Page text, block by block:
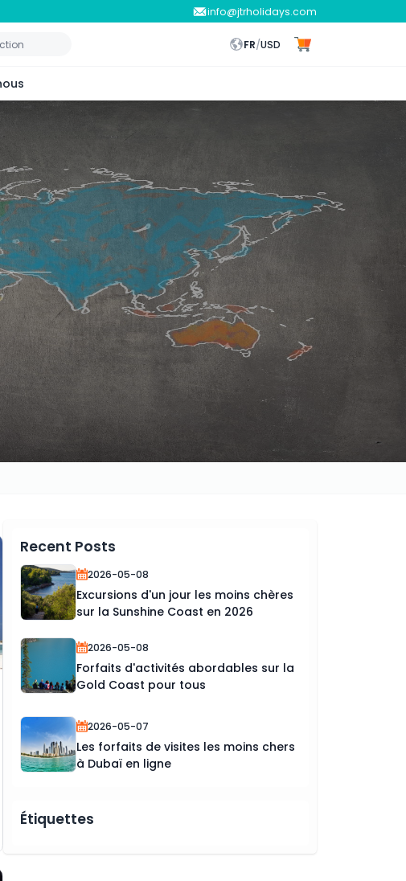
info@jtrholidays.com
FR/USD
Recent Posts
2026-05-08
Excursions d'un jour les moins chères
sur la Sunshine Coast en 2026
2026-05-08
Forfaits d'activités abordables sur la
Gold Coast pour tous
2026-05-07
Les forfaits de visites les moins chers
à Dubaï en ligne
Étiquettes